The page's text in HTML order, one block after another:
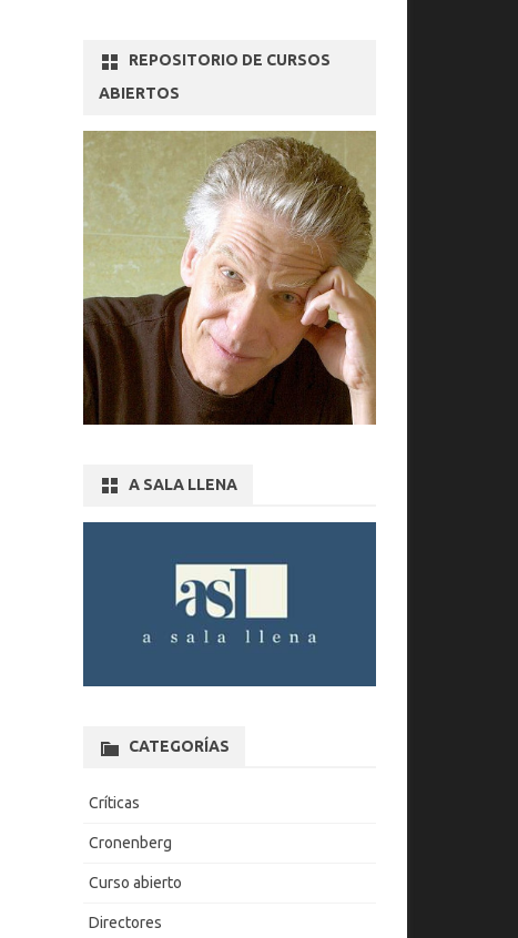
REPOSITORIO DE CURSOS
ABIERTOS
A SALA LLENA
CATEGORÍAS
Críticas
Cronenberg
Curso abierto
Directores